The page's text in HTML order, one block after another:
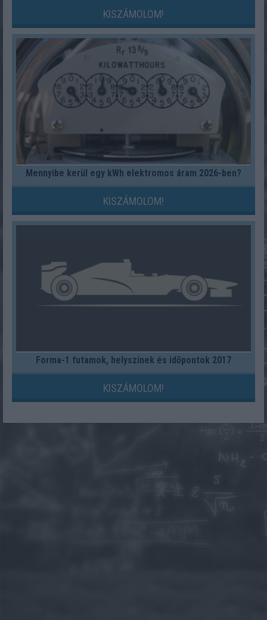
KISZÁMOLOM!
Mennyibe kerül egy kWh elektromos áram 2026-ben?
KISZÁMOLOM!
Forma-1 futamok, helyszínek és időpontok 2017
KISZÁMOLOM!